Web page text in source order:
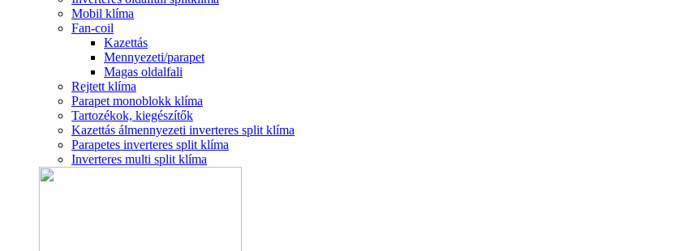
Mobil klíma
Fan-coil
Kazettás
Mennyezeti/parapet
Magas oldalfali
Rejtett klíma
Parapet monoblokk klíma
Tartozékok, kiegészítők
Kazettás álmennyezeti inverteres split klíma
Parapetes inverteres split klíma
Inverteres multi split klíma